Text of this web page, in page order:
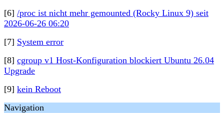
[6] /proc ist nicht mehr gemounted (Rocky Linux 9) seit
2026-06-26 06:20
[7] System error
[8] cgroup v1 Host-Konfiguration blockiert Ubuntu 26.04
Upgrade
[9] kein Reboot
Navigation